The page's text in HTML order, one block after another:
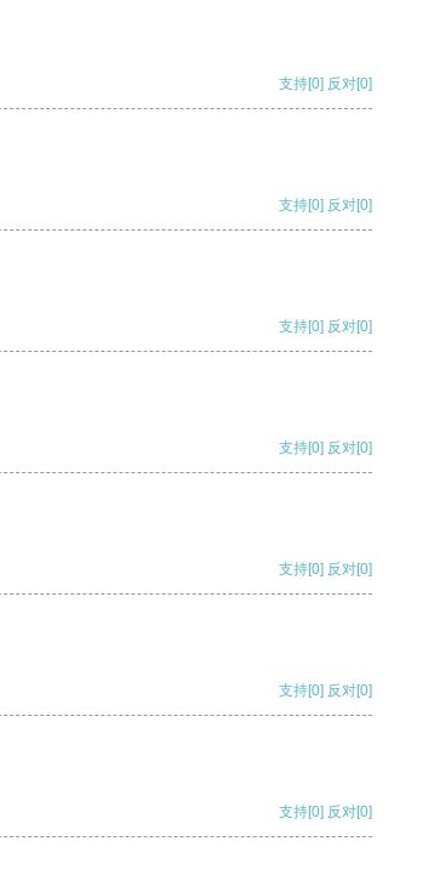
支持[0] 反对[0]
支持[0] 反对[0]
支持[0] 反对[0]
支持[0] 反对[0]
支持[0] 反对[0]
支持[0] 反对[0]
支持[0] 反对[0]